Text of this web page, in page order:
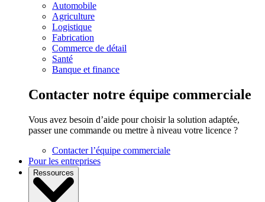
Automobile
Agriculture
Logistique
Fabrication
Commerce de détail
Santé
Banque et finance
Contacter notre équipe commerciale
Vous avez besoin d’aide pour choisir la solution adaptée,
passer une commande ou mettre à niveau votre licence ?
Contacter l’équipe commerciale
Pour les entreprises
Ressources